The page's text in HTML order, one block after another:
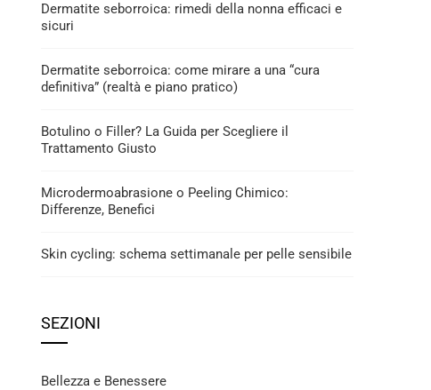
Dermatite seborroica: rimedi della nonna efficaci e
sicuri
Dermatite seborroica: come mirare a una “cura
definitiva” (realtà e piano pratico)
Botulino o Filler? La Guida per Scegliere il
Trattamento Giusto
Microdermoabrasione o Peeling Chimico:
Differenze, Benefici
Skin cycling: schema settimanale per pelle sensibile
SEZIONI
Bellezza e Benessere